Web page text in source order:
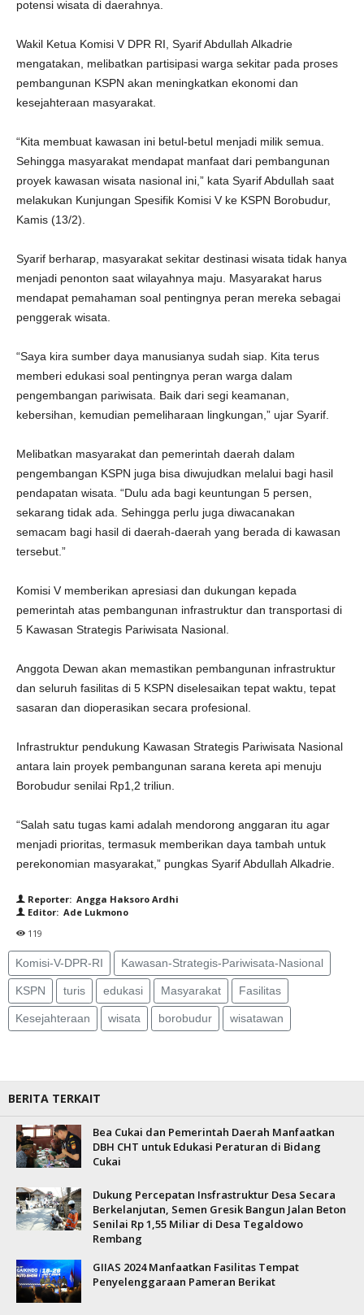
potensi wisata di daerahnya.
Wakil Ketua Komisi V DPR RI, Syarif Abdullah Alkadrie
mengatakan, melibatkan partisipasi warga sekitar pada proses
pembangunan KSPN akan meningkatkan ekonomi dan
kesejahteraan masyarakat.
“Kita membuat kawasan ini betul-betul menjadi milik semua.
Sehingga masyarakat mendapat manfaat dari pembangunan
proyek kawasan wisata nasional ini,” kata Syarif Abdullah saat
melakukan Kunjungan Spesifik Komisi V ke KSPN Borobudur,
Kamis (13/2).
Syarif berharap, masyarakat sekitar destinasi wisata tidak hanya
menjadi penonton saat wilayahnya maju. Masyarakat harus
mendapat pemahaman soal pentingnya peran mereka sebagai
penggerak wisata.
“Saya kira sumber daya manusianya sudah siap. Kita terus
memberi edukasi soal pentingnya peran warga dalam
pengembangan pariwisata. Baik dari segi keamanan,
kebersihan, kemudian pemeliharaan lingkungan,” ujar Syarif.
Melibatkan masyarakat dan pemerintah daerah dalam
pengembangan KSPN juga bisa diwujudkan melalui bagi hasil
pendapatan wisata. “Dulu ada bagi keuntungan 5 persen,
sekarang tidak ada. Sehingga perlu juga diwacanakan
semacam bagi hasil di daerah-daerah yang berada di kawasan
tersebut.”
Komisi V memberikan apresiasi dan dukungan kepada
pemerintah atas pembangunan infrastruktur dan transportasi di
5 Kawasan Strategis Pariwisata Nasional.
Anggota Dewan akan memastikan pembangunan infrastruktur
dan seluruh fasilitas di 5 KSPN diselesaikan tepat waktu, tepat
sasaran dan dioperasikan secara profesional.
Infrastruktur pendukung Kawasan Strategis Pariwisata Nasional
antara lain proyek pembangunan sarana kereta api menuju
Borobudur senilai Rp1,2 triliun.
“Salah satu tugas kami adalah mendorong anggaran itu agar
menjadi prioritas, termasuk memberikan daya tambah untuk
perekonomian masyarakat,” pungkas Syarif Abdullah Alkadrie.
Reporter: Angga Haksoro Ardhi
Editor: Ade Lukmono
119
Komisi-V-DPR-RI Kawasan-Strategis-Pariwisata-Nasional
KSPN turis edukasi Masyarakat Fasilitas
Kesejahteraan wisata borobudur wisatawan
BERITA TERKAIT
Bea Cukai dan Pemerintah Daerah Manfaatkan
DBH CHT untuk Edukasi Peraturan di Bidang
Cukai
Dukung Percepatan Insfrastruktur Desa Secara
Berkelanjutan, Semen Gresik Bangun Jalan Beton
Senilai Rp 1,55 Miliar di Desa Tegaldowo
Rembang
GIIAS 2024 Manfaatkan Fasilitas Tempat
Penyelenggaraan Pameran Berikat